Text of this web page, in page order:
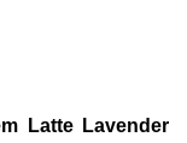
Latte Lavender